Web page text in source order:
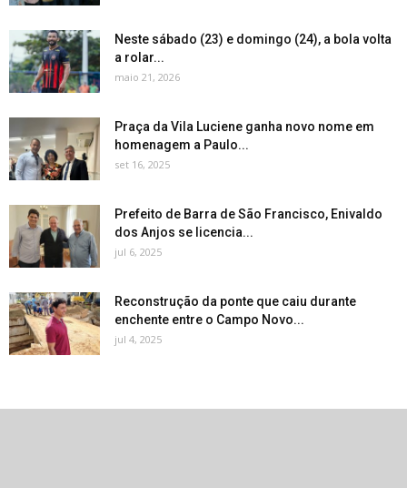
Neste sábado (23) e domingo (24), a bola volta
a rolar...
maio 21, 2026
Praça da Vila Luciene ganha novo nome em
homenagem a Paulo...
set 16, 2025
Prefeito de Barra de São Francisco, Enivaldo
dos Anjos se licencia...
jul 6, 2025
Reconstrução da ponte que caiu durante
enchente entre o Campo Novo...
jul 4, 2025